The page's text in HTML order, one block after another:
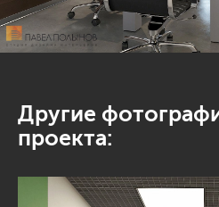
Другие
проекта: